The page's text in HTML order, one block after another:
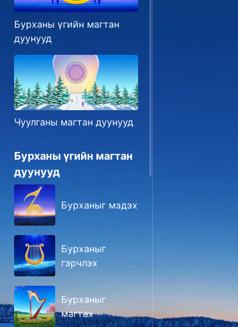
Бурханы үгийн магтан
дуунууд
Чуулганы магтан дуунууд
Бурханы үгийн магтан
дуунууд
Бурханыг мэдэх
Бурханыг
гэрчлэх
Бурханыг
магтах